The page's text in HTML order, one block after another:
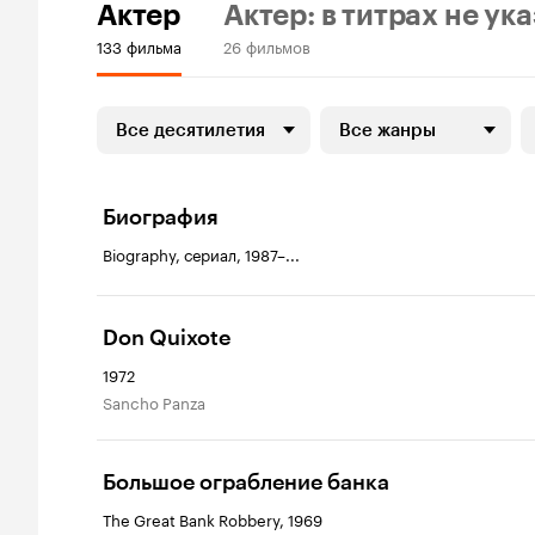
Актер
133 фильма
Актер: в титрах не
26 фильмов
Все десятилетия Все жанры
Биография
Biography, сериал, 1987–...
Don Quixote
1972
Sancho Panza
Большое ограбление банка
The Great Bank Robbery, 1969